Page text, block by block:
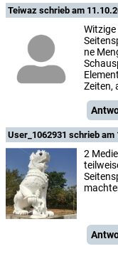
Teiwaz schrieb am
Witzige
ne
Zeiten,
User_1062931 schrieb am
2